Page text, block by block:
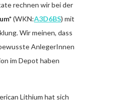
rechnen wir bei der
(WKN:A3D6BS) mit
Wir meinen, dass
AnlegerInnen
im Depot haben
Lithium hat sich